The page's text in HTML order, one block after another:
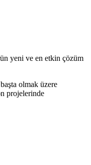
yeni ve en etkin çözüm
olmak üzere
projelerinde